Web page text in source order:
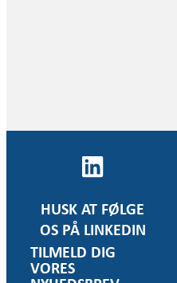
HUSK AT FØLGE
OS PÅ LINKEDIN
TILMELD DIG
VORES